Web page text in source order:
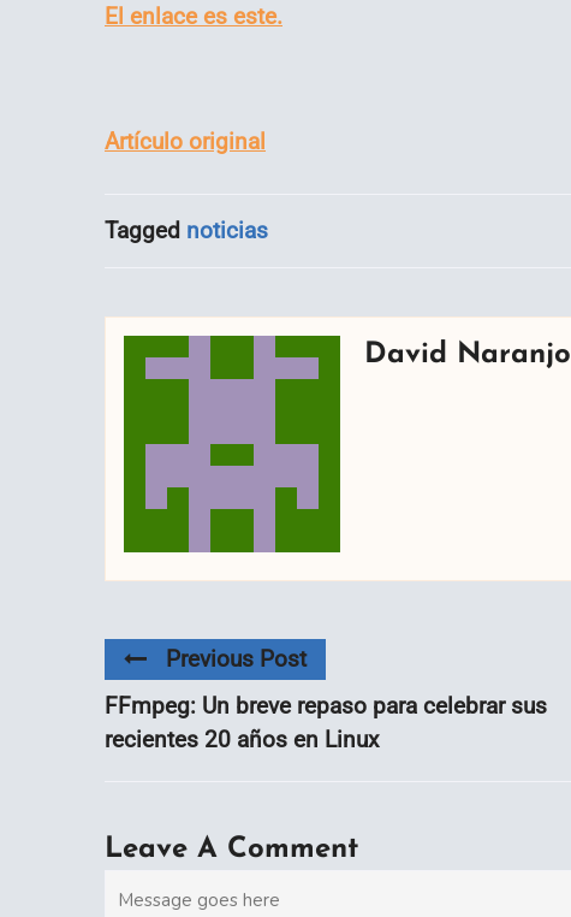
El enlace es este.
Artículo original
Tagged noticias
David Naranjo
Previous Post
FFmpeg: Un breve repaso para celebrar sus
recientes 20 años en Linux
Leave A Comment